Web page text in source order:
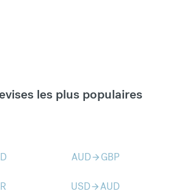
les plus populaires
AUDarrow_forward GBP
USDarrow_forwardAUD